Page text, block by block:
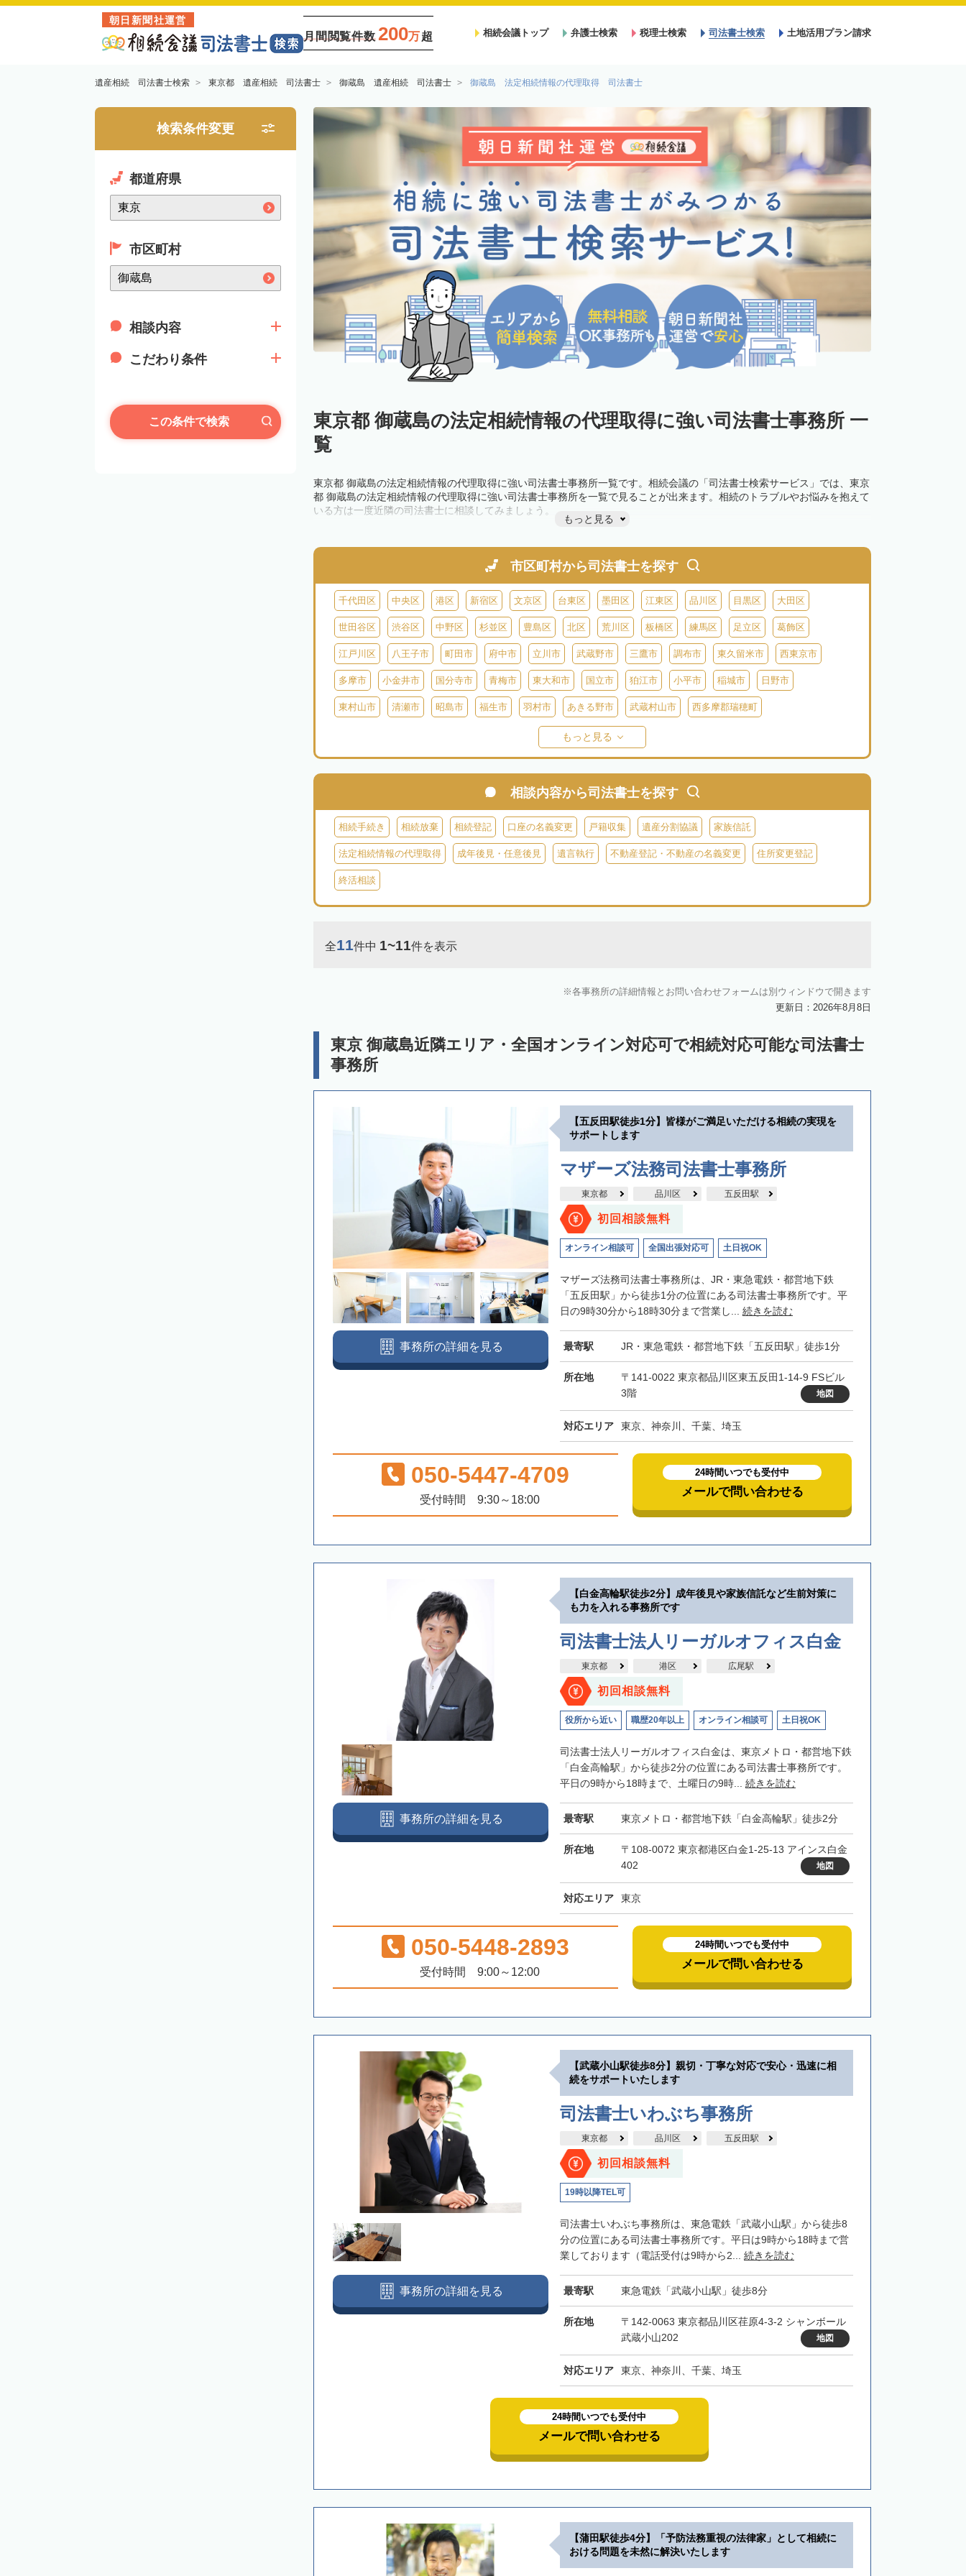
朝日新聞社運営
月間閲覧件数 200万超 相続会議トップ 弁護士検索 税理士検索 司法書士検索 土地活用プラン請求
遺産相続 司法書士検索 東京都 遺産相続 司法書士 御蔵島 遺産相続 司法書士 御蔵島 法定相続情報の代理取得 司法書士
検索条件変更
都道府県
市区町村
相談内容
こだわり条件
この条件で検索
東京都 御蔵島の法定相続情報の代理取得に強い司法書士事務所 一
覧
東京都 御蔵島の法定相続情報の代理取得に強い司法書士事務所一覧です。相続会議の「司法書士検索サービス」では、東京
都 御蔵島の法定相続情報の代理取得に強い司法書士事務所を一覧で見ることが出来ます。相続のトラブルやお悩みを抱えて
いる方は一度近隣の司法書士に相談してみましょう。
もっと見る
市区町村から司法書士を探す
千代田区 中央区 港区 新宿区 文京区 台東区 墨田区 江東区 品川区 目黒区 大田区
世田谷区 渋谷区 中野区 杉並区 豊島区 北区 荒川区 板橋区 練馬区 足立区 葛飾区
江戸川区 八王子市 町田市 府中市 立川市 武蔵野市 三鷹市 調布市 東久留米市 西東京市
多摩市 小金井市 国分寺市 青梅市 東大和市 国立市 狛江市 小平市 稲城市 日野市
東村山市 清瀬市 昭島市 福生市 羽村市 あきる野市 武蔵村山市 西多摩郡瑞穂町
西多摩郡檜原村 伊豆大島
御蔵島 八丈島 青ヶ島 小笠原村
もっと見る
相談内容から司法書士を探す
相続手続き 相続放棄 相続登記 口座の名義変更 戸籍収集 遺産分割協議 家族信託
法定相続情報の代理取得 成年後見・任意後見 遺言執行 不動産登記・不動産の名義変更 住所変更登記
終活相談
全11件中 1~11件を表示
各事務所の詳細情報とお問い合わせフォームは別ウィンドウで開きます
更新日：2026年8月8日
東京 御蔵島近隣エリア・全国オンライン対応可で相続対応可能な司法書士
事務所
【五反田駅徒歩1分】皆様がご満足いただける相続の実現を
サポートします
マザーズ法務司法書士事務所
東京都 品川区 五反田駅
初回相談無料
オンライン相談可 全国出張対応可 土日祝OK
マザーズ法務司法書士事務所は、JR・東急電鉄・都営地下鉄
「五反田駅」から徒歩1分の位置にある司法書士事務所です。平
日の9時30分から18時30分まで営業し... 続きを読む
最寄駅 JR・東急電鉄・都営地下鉄「五反田駅」徒歩1分
所在地
〒141-0022 東京都品川区東五反田1-14-9 FSビル
3階
地図
対応エリア 東京、神奈川、千葉、埼玉
事務所の詳細を見る
050-5447-4709
受付時間 9:30～18:00
24時間いつでも受付中
メールで問い合わせる
【白金高輪駅徒歩2分】成年後見や家族信託など生前対策に
も力を入れる事務所です
司法書士法人リーガルオフィス白金
東京都 港区 広尾駅
初回相談無料
役所から近い 職歴20年以上 オンライン相談可 土日祝OK
司法書士法人リーガルオフィス白金は、東京メトロ・都営地下鉄
「白金高輪駅」から徒歩2分の位置にある司法書士事務所です。
平日の9時から18時まで、土曜日の9時... 続きを読む
最寄駅 東京メトロ・都営地下鉄「白金高輪駅」徒歩2分
所在地
〒108-0072 東京都港区白金1-25-13 アインス白金
402
地図
対応エリア 東京
事務所の詳細を見る
050-5448-2893
受付時間 9:00～12:00
24時間いつでも受付中
メールで問い合わせる
【武蔵小山駅徒歩8分】親切・丁寧な対応で安心・迅速に相
続をサポートいたします
司法書士いわぶち事務所
東京都 品川区 五反田駅
初回相談無料
19時以降TEL可
司法書士いわぶち事務所は、東急電鉄「武蔵小山駅」から徒歩8
分の位置にある司法書士事務所です。平日は9時から18時まで営
業しております（電話受付は9時から2... 続きを読む
最寄駅 東急電鉄「武蔵小山駅」徒歩8分
所在地
〒142-0063 東京都品川区荏原4-3-2 シャンボール
武蔵小山202
地図
対応エリア 東京、神奈川、千葉、埼玉
事務所の詳細を見る
24時間いつでも受付中
メールで問い合わせる
【蒲田駅徒歩4分】「予防法務重視の法律家」として相続に
おける問題を未然に解決いたします